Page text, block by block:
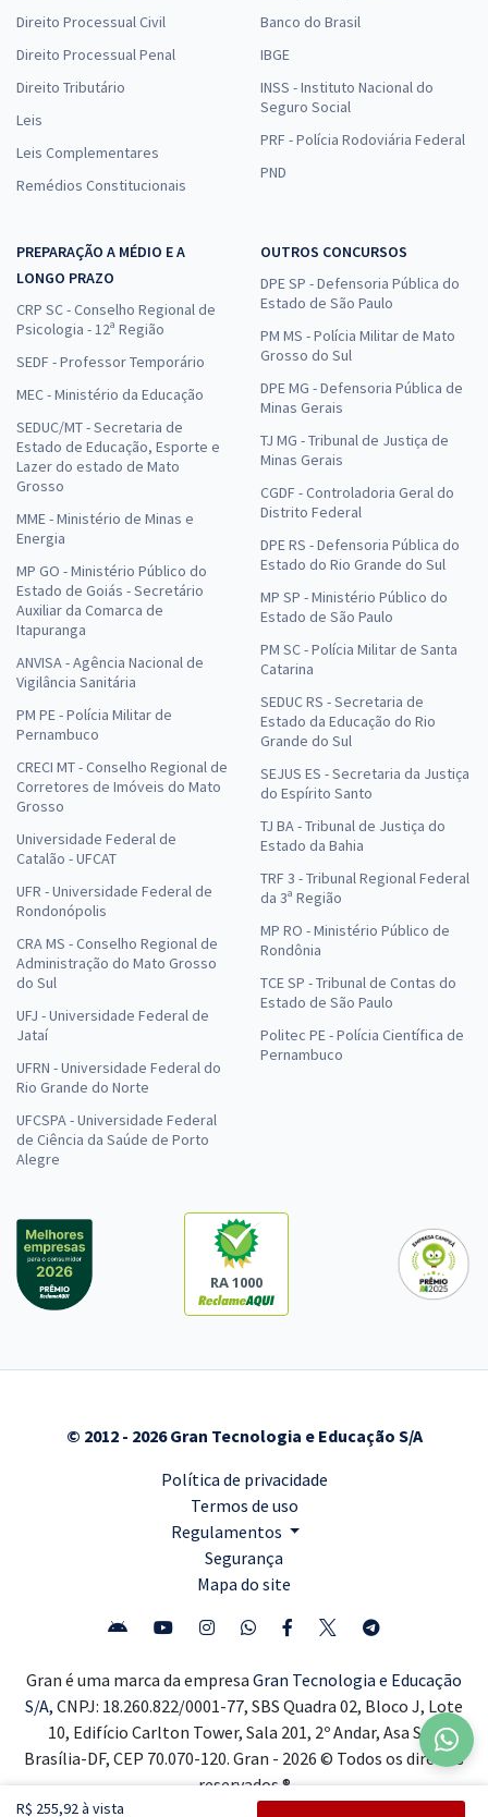
R$ 255,92 à vista
Direito Processual Civil
Direito Processual Penal
Direito Tributário
Leis
Leis Complementares
Remédios Constitucionais
Banco do Brasil
IBGE
INSS - Instituto Nacional do
Seguro Social
PRF - Polícia Rodoviária Federal
PND
PREPARAÇÃO A MÉDIO E A
LONGO PRAZO
CRP SC - Conselho Regional de
Psicologia - 12ª Região
SEDF - Professor Temporário
MEC - Ministério da Educação
SEDUC/MT - Secretaria de
Estado de Educação, Esporte e
Lazer do estado de Mato
Grosso
MME - Ministério de Minas e
Energia
MP GO - Ministério Público do
Estado de Goiás - Secretário
Auxiliar da Comarca de
Itapuranga
ANVISA - Agência Nacional de
Vigilância Sanitária
PM PE - Polícia Militar de
Pernambuco
CRECI MT - Conselho Regional de
Corretores de Imóveis do Mato
Grosso
Universidade Federal de
Catalão - UFCAT
UFR - Universidade Federal de
Rondonópolis
CRA MS - Conselho Regional de
Administração do Mato Grosso
do Sul
UFJ - Universidade Federal de
Jataí
UFRN - Universidade Federal do
Rio Grande do Norte
UFCSPA - Universidade Federal
de Ciência da Saúde de Porto
Alegre
OUTROS CONCURSOS
DPE SP - Defensoria Pública do
Estado de São Paulo
PM MS - Polícia Militar de Mato
Grosso do Sul
DPE MG - Defensoria Pública de
Minas Gerais
TJ MG - Tribunal de Justiça de
Minas Gerais
CGDF - Controladoria Geral do
Distrito Federal
DPE RS - Defensoria Pública do
Estado do Rio Grande do Sul
MP SP - Ministério Público do
Estado de São Paulo
PM SC - Polícia Militar de Santa
Catarina
SEDUC RS - Secretaria de
Estado da Educação do Rio
Grande do Sul
SEJUS ES - Secretaria da Justiça
do Espírito Santo
TJ BA - Tribunal de Justiça do
Estado da Bahia
TRF 3 - Tribunal Regional Federal
da 3ª Região
MP RO - Ministério Público de
Rondônia
TCE SP - Tribunal de Contas do
Estado de São Paulo
Politec PE - Polícia Científica de
Pernambuco
RA 1000
© 2012 - 2026 Gran Tecnologia e Educação S/A
Política de privacidade
Termos de uso
Regulamentos
Segurança
Mapa do site
Gran é uma marca da empresa Gran Tecnologia e Educação
S/A, CNPJ: 18.260.822/0001-77, SBS Quadra 02, Bloco J, Lote
10, Edifício Carlton Tower, Sala 201, 2º Andar, Asa Sul,
Brasília-DF, CEP 70.070-120. Gran - 2026 © Todos os direitos
reservados ®